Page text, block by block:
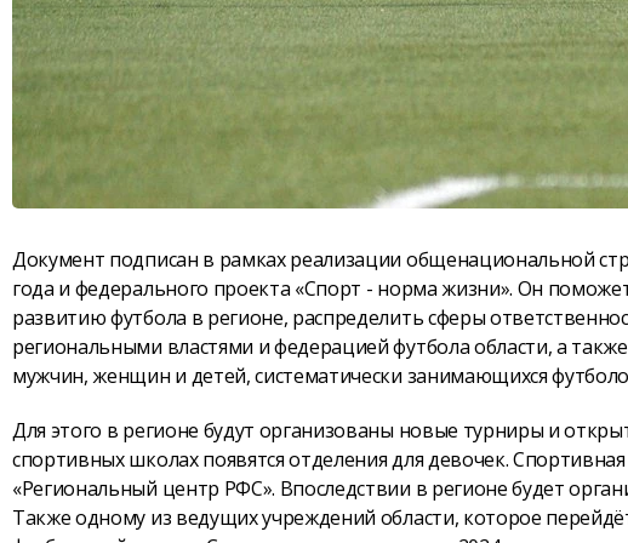
Документ подписан в рамках реализации общенациональной
года и федерального проекта «Спорт - норма жизни». Он
развитию футбола в регионе, распределить сферы
региональными властями и федерацией футбола области, а
мужчин, женщин и детей, систематически занимающихся
Для этого в регионе будут организованы новые турниры и
спортивных школах появятся отделения для девочек.
«Региональный центр РФС». Впоследствии в регионе будет
Также одному из ведущих учреждений области, которое